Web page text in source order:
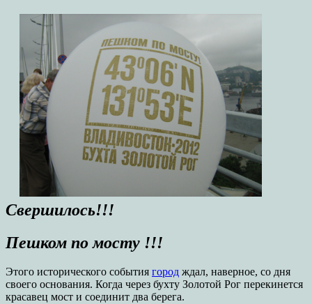
Свершилось!!!
Пешком по мосту !!!
Этого исторического события город ждал, наверное, со дня
своего основания. Когда через бухту Золотой Рог перекинется
красавец мост и соединит два берега.